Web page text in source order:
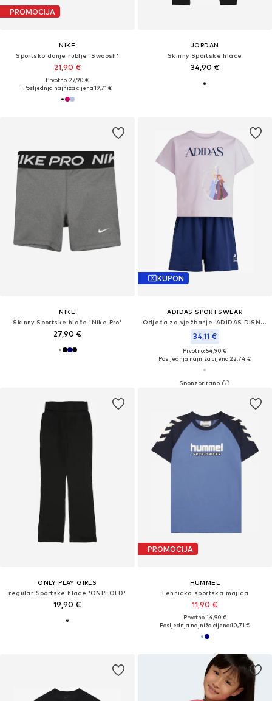
PROMOCIJA
NIKE
Sportsko donje rublje 'Swoosh'
21,90 €
Prvotno: 27,90 €
Posljednja najniža cijena:19,71 €
JORDAN
Skinny Sportske hlače
34,90 €
NIKE
Skinny Sportske hlače 'Nike Pro'
27,90 €
KUPON
ADIDAS SPORTSWEAR
Odjeća za vježbanje 'ADIDAS DISNEY FROZEN T-SHIRT'
34,11 €
Prvotno: 54,90 €
Posljednja najniža cijena:22,74 €
ONLY PLAY GIRLS
regular Sportske hlače 'ONPFOLD'
19,90 €
PROMOCIJA
HUMMEL
Tehnička sportska majica
11,90 €
Prvotno: 14,90 €
Posljednja najniža cijena:10,71 €